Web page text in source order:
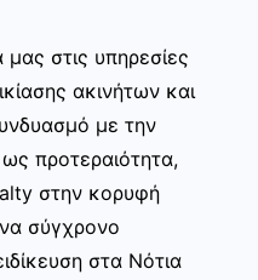
στις υπηρεσίες
ακινήτων και
με την
προτεραιότητα,
στην κορυφή
σύγχρονο
στα Νότια